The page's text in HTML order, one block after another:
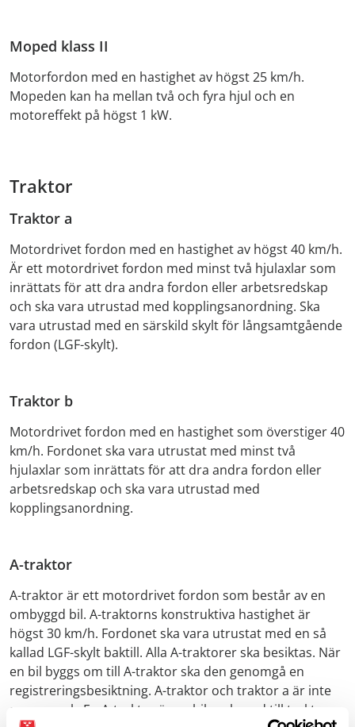
Moped klass II
Motorfordon med en hastighet av högst 25 km/h.
Mopeden kan ha mellan två och fyra hjul och en
motoreffekt på högst 1 kW.
Traktor
Traktor a
Motordrivet fordon med en hastighet av högst 40 km/h.
Är ett motordrivet fordon med minst två hjulaxlar som
inrättats för att dra andra fordon eller arbetsredskap
och ska vara utrustad med kopplingsanordning. Ska
vara utrustad med en särskild skylt för långsamtgående
fordon (LGF-skylt).
Traktor b
Motordrivet fordon med en hastighet som överstiger 40
km/h. Fordonet ska vara utrustat med minst två
hjulaxlar som inrättats för att dra andra fordon eller
arbetsredskap och ska vara utrustad med
kopplingsanordning.
A-traktor
A-traktor är ett motordrivet fordon som består av en
ombyggd bil. A-traktorns konstruktiva hastighet är
högst 30 km/h. Fordonet ska vara utrustat med en så
kallad LGF-skylt baktill. Alla A-traktorer ska besiktas. När
en bil byggs om till A-traktor ska den genomgå en
registreringsbesiktning. A-traktor och traktor a är inte
samma sak. En A-traktor är en bil ombyggd till traktor